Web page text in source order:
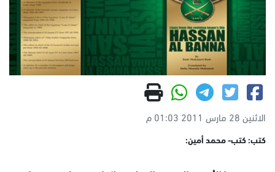
الاثنين 28 مارس 2011 01:03 م
كتب: كتب- محمد أمين: